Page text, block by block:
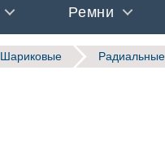
Ремни
Шариковые